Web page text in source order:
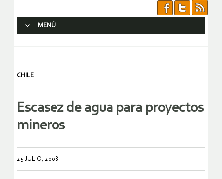
MENÚ
CHILE
Escasez de agua para proyectos
mineros
25 JULIO, 2008